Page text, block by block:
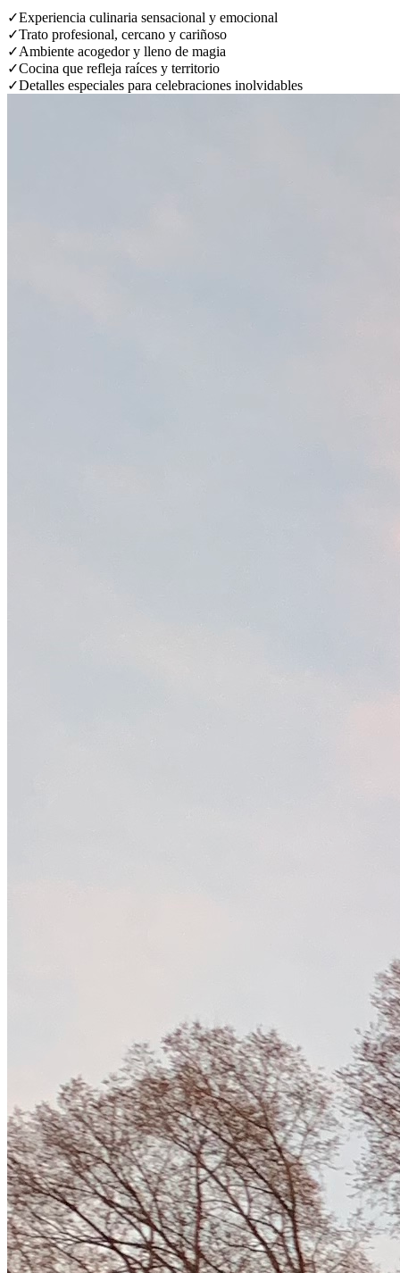
✓Experiencia culinaria sensacional y emocional
✓Trato profesional, cercano y cariñoso
✓Ambiente acogedor y lleno de magia
✓Cocina que refleja raíces y territorio
✓Detalles especiales para celebraciones inolvidables